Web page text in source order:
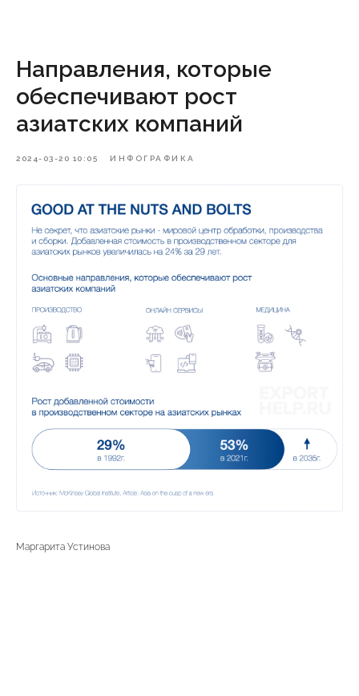
Направления, которые
обеспечивают рост
азиатских компаний
2024-03-20 10:05 ИНФОГРАФИКА
Маргарита Устинова